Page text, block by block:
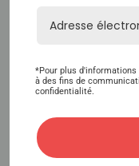
SANS
DENTELLE
*Pour plus d'informations
à des fins de
confidentialité.